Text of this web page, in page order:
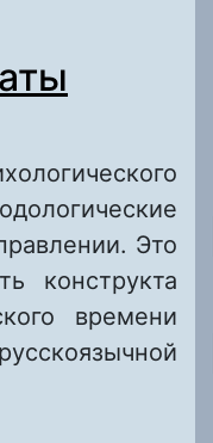
Это
конструкта
времени